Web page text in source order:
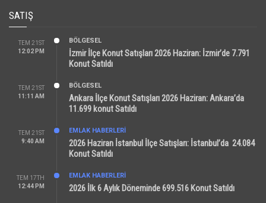
SATIŞ
TEM 21ST
12:02 PM
BÖLGESEL
İzmir İlçe Konut Satışları 2026 Haziran: İzmir’de 7.791
Konut Satıldı
TEM 21ST
11:11 AM
BÖLGESEL
Ankara İlçe Konut Satışları 2026 Haziran: Ankara’da
11.699 konut Satıldı
TEM 21ST
9:40 AM
EMLAK HABERLERI
2026 Haziran İstanbul İlçe Satışları: İstanbul’da 24.084
Konut Satıldı
TEM 17TH
12:44 PM
EMLAK HABERLERI
2026 İlk 6 Aylık Döneminde 699.516 Konut Satıldı